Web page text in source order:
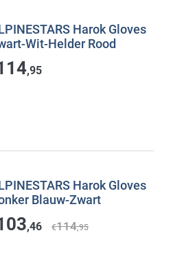
Harok Gloves
Wit-Helder Rood
,95
Harok Gloves
Blauw-Zwart
,46 €114,95